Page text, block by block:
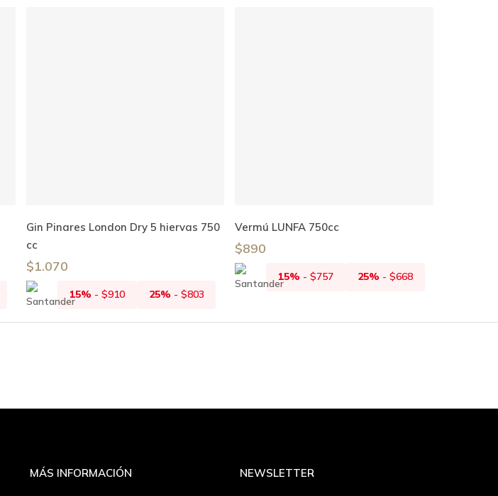
Añadir Al Carrito
Gin Pinares London Dry 5 hiervas 750
cc
$1.070
15% - $910 25% - $803
Añadir Al Carrito
Vermú LUNFA 750cc
$890
15% -$757 25% -$668
MÁS INFORMACIÓN NEWSLETTER